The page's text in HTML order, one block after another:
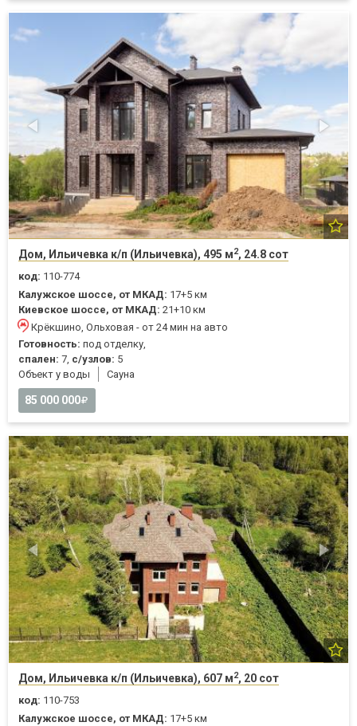
Дом, Ильичевка к/п (Ильичевка), 495 м2, 24.8 сот
код: 110-774
Калужское шоссе, от МКАД: 17+5 км
Киевское шоссе, от МКАД: 21+10 км
Крёкшино, Ольховая - от 24 мин на авто
Готовность: под отделку,
спален: 7, с/узлов: 5
Объект у воды
Cауна
85 000 000
Дом, Ильичевка к/п (Ильичевка), 607 м2, 20 сот
код: 110-753
Калужское шоссе, от МКАД: 17+5 км